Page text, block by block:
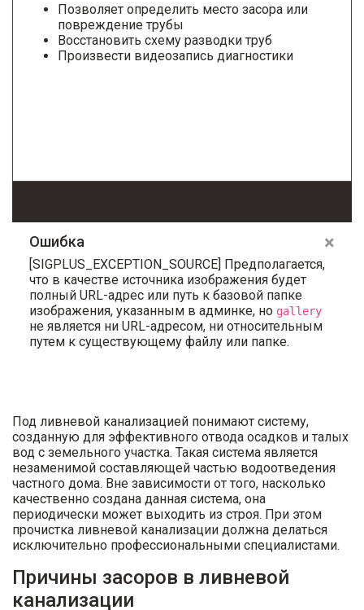
Позволяет определить место засора или
повреждение трубы
Восстановить схему разводки труб
Произвести видеозапись диагностики
×
Ошибка
[SIGPLUS_EXCEPTION_SOURCE] Предполагается,
что в качестве источника изображения будет
полный URL-адрес или путь к базовой папке
изображения, указанным в админке, но gallery
не является ни URL-адресом, ни относительным
путем к существующему файлу или папке.
Под ливневой канализацией понимают систему,
созданную для эффективного отвода осадков и талых
вод с земельного участка. Такая система является
незаменимой составляющей частью водоотведения
частного дома. Вне зависимости от того, насколько
качественно создана данная система, она
периодически может выходить из строя. При этом
прочистка ливневой канализации должна делаться
исключительно профессиональными специалистами.
Причины засоров в ливневой
канализации